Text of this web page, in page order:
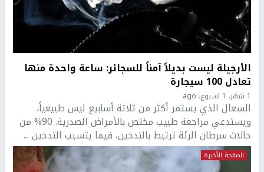
الأرجيلة ليست بديلاً آمناً للسجائر: ساعة واحدة منها
تعادل 100 سيجارة
1 شهر، 1 اسبوع. ago
السعال الذي يستمر أكثر من ثلاثة أسابيع ليس طبيعياً،
ويستدعي مراجعة طبيب مختص بالأمراض الصدرية. 90% من
حالات سرطان الرئة ترتبط بالتدخين، فيما يتسبب التدخين ...
الصفحة الأخيرة